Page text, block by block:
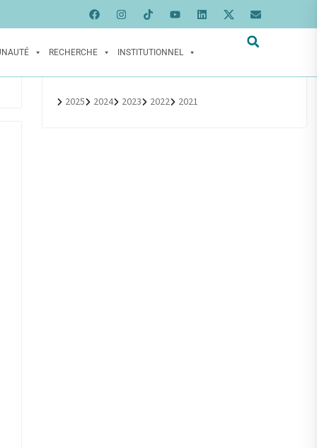
RECHERCHE INSTITUTIONNEL
2025 2024 2023 2022 2021